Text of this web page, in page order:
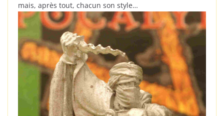
mais, après tout, chacun son style…